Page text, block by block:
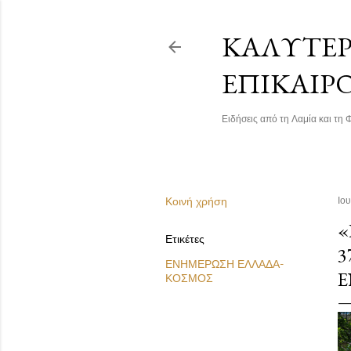
Ειδήσεις από τη Λαμία και τη
Κοινή χρήση
Ετικέτες
ΕΝΗΜΕΡΩΣΗ ΕΛΛΑΔΑ-
ΚΟΣΜΟΣ